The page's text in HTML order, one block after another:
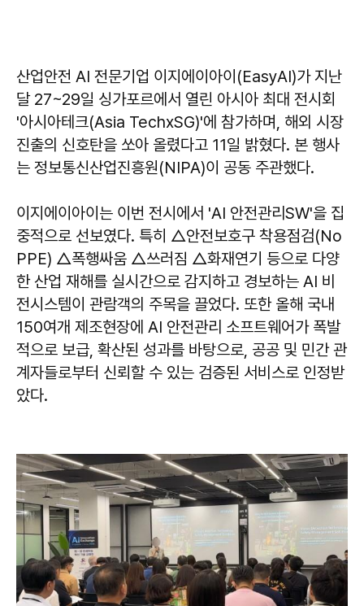
산업안전 AI 전문기업 이지에이아이(EasyAI)가 지난
달 27~29일 싱가포르에서 열린 아시아 최대 전시회
'아시아테크(Asia TechxSG)'에 참가하며, 해외 시장
진출의 신호탄을 쏘아 올렸다고 11일 밝혔다. 본 행사
는 정보통신산업진흥원(NIPA)이 공동 주관했다.
이지에이아이는 이번 전시에서 'AI 안전관리SW'을 집
중적으로 선보였다. 특히 △안전보호구 착용점검(No
PPE) △폭행싸움 △쓰러짐 △화재연기 등으로 다양
한 산업 재해를 실시간으로 감지하고 경보하는 AI 비
전시스템이 관람객의 주목을 끌었다. 또한 올해 국내
150여개 제조현장에 AI 안전관리 소프트웨어가 폭발
적으로 보급, 확산된 성과를 바탕으로, 공공 및 민간 관
계자들로부터 신뢰할 수 있는 검증된 서비스로 인정받
았다.